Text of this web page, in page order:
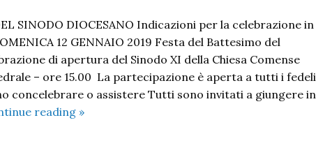
SINODO DIOCESANO Indicazioni per la celebrazione in
12 GENNAIO 2019 Festa del Battesimo del
di apertura del Sinodo XI della Chiesa Comense
– ore 15.00 La partecipazione è aperta a tutti i fedeli
concelebrare o assistere Tutti sono invitati a giungere in
reading Battesimo
»